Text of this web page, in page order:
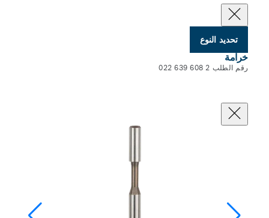
تحديد النوع
خرامة
رقم الطلب 2 608 639 022